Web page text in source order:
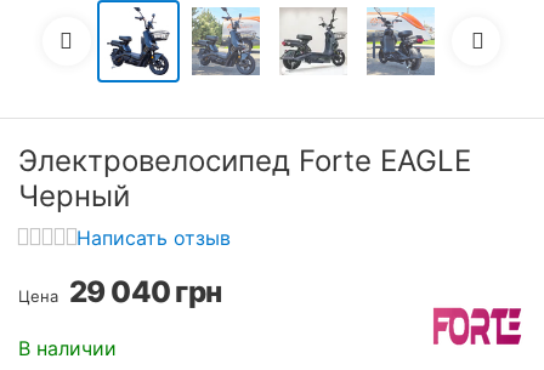
Электровелосипед Forte EAGLE
Черный
Написать отзыв
Цена 29 040грн
В наличии